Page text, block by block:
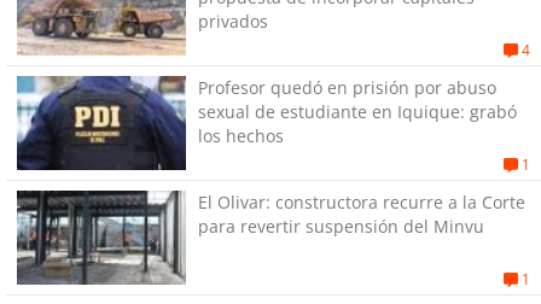
privados
4
Profesor quedó en prisión por abuso
sexual de estudiante en Iquique: grabó
los hechos
1
El Olivar: constructora recurre a la Corte
para revertir suspensión del Minvu
1